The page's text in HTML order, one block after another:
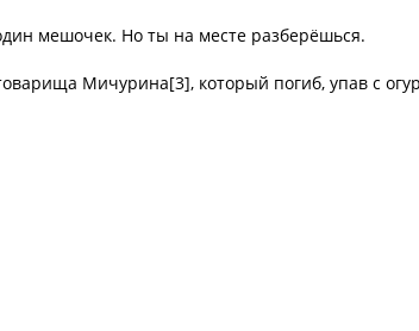
мешочек. Но ты на месте разберёшься.
Мичурина[3], который погиб, упав с